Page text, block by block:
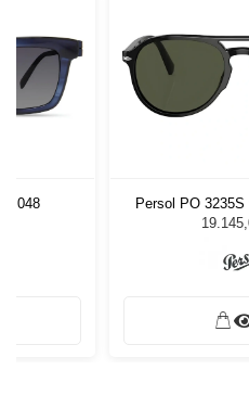
048
Persol PO 3235S
Güneş